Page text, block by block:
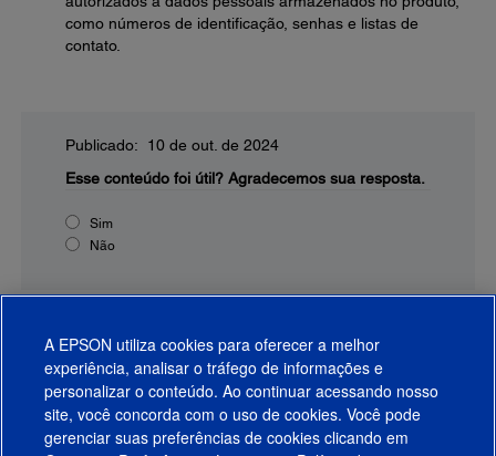
como números de identificação, senhas e listas de
contato.
Publicado: 10 de out. de 2024
Esse conteúdo foi útil? Agradecemos sua resposta.
Sim
Não
A EPSON utiliza cookies para oferecer a melhor
experiência, analisar o tráfego de informações e
personalizar o conteúdo. Ao continuar acessando nosso
site, você concorda com o uso de cookies. Você pode
gerenciar suas preferências de cookies clicando em